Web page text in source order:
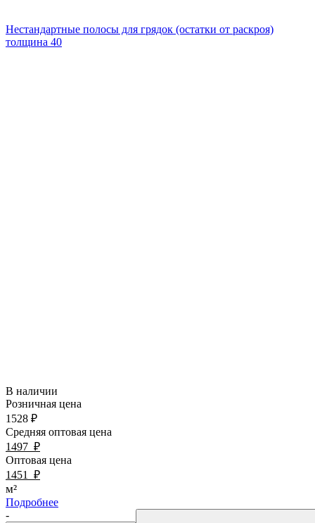
Нестандартные полосы для грядок (остатки от раскроя)
толщина 40
В наличии
Розничная цена
1528 ₽
Средняя оптовая цена
1497 ₽
Оптовая цена
1451 ₽
м²
Подробнее
-